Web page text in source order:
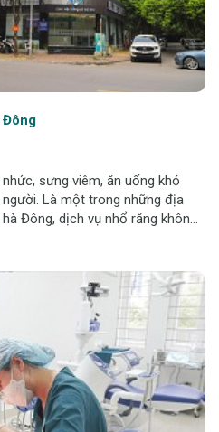
Đông
sưng viêm, ăn uống khó
Là một trong những địa
Đông, dịch vụ nhổ răng khôn